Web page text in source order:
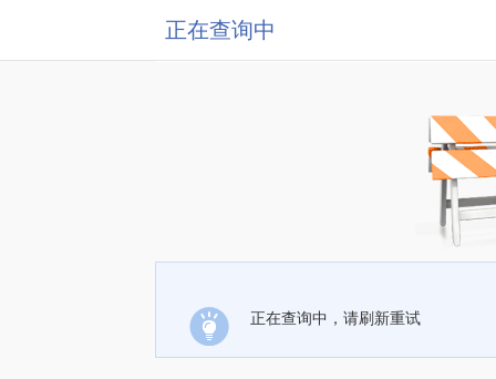
正在查询中
正在查询中，请刷新重试